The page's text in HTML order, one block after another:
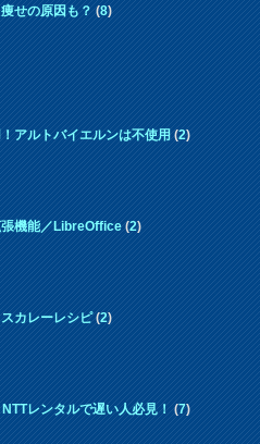
せの原因も？(8)
アルトバイエルンは不使用(2)
機能／LibreOffice(2)
カレーレシピ(2)
レンタルで遅い人必見！(7)